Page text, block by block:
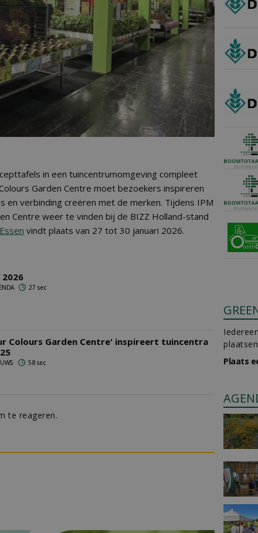
in een tuincentrumomgeving compleet
Garden Centre moet bezoekers inspireren
en verbinding creëren met de merken. Tijdens IPM
Centre weer te vinden bij de BIZZ Holland-stand
vindt plaats van 27 tot 30 januari 2026.
2026
27 sec
Colours Garden Centre' inspireert tuincentra
58 sec
te reageren.
Plaats